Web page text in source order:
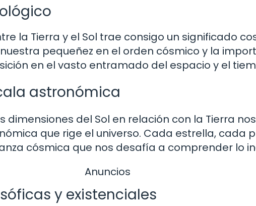
la Tierra y el Sol trae consigo un significado
pequeñez en el orden cósmico y la
en el vasto entramado del espacio y el
astronómica
del Sol en relación con la Tierra
que rige el universo. Cada estrella, cada
cósmica que nos desafía a comprender lo
Anuncios
y existenciales